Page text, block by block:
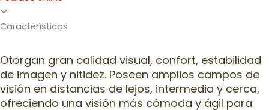
Características
Otorgan gran calidad visual, confort, estabilidad
de imagen y nitidez. Poseen amplios campos de
visión en distancias de lejos, intermedia y cerca,
ofreciendo una visión más cómoda y ágil para